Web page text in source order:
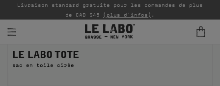
PARFUMS
Livraison standard gratuite pour les commandes de plus
de CAD $45 (plus d'infos) .
LE LABO TOTE
sac en toile cirée